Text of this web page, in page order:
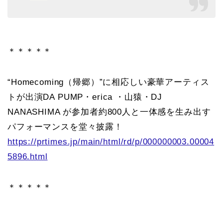
＊＊＊＊＊
“Homecoming（帰郷）”に相応しい豪華アーティス
トが出演DA PUMP・erica ・山猿・DJ
NANASHIMA が参加者約800人と一体感を生み出す
パフォーマンスを堂々披露！
https://prtimes.jp/main/html/rd/p/000000003.00004
5896.html
＊＊＊＊＊